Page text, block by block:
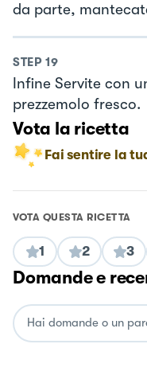
da parte,
STEP 19
Infine Servite con
prezzemolo fresco.
Vota la ricetta
Fai sentire la
VOTA QUESTA RICETTA
1 2 3
Domande e